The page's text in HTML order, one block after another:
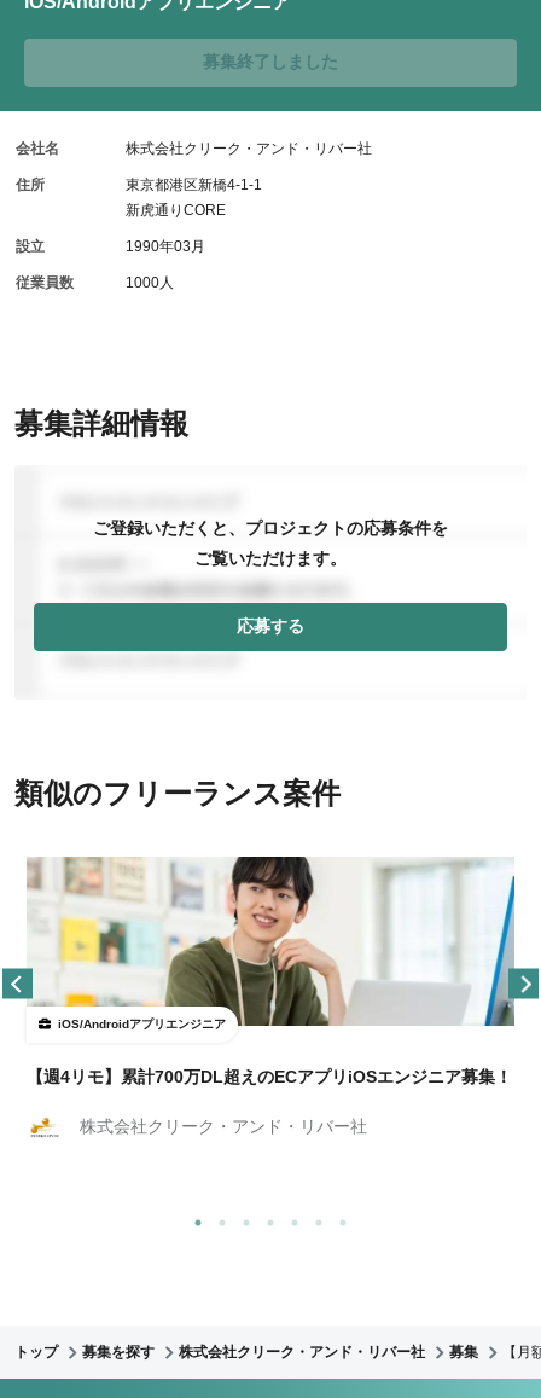
募集詳細情報
ご登録いただくと、プロジェクトの応募条件を
ご覧いただけます。
応募する
募集終了しました
会社名 株式会社クリーク・アンド・リバー社
住所
東京都港区新橋4-1-1
新虎通りCORE
設立 1990年03月
従業員数 1000人
類似のフリーランス案件
iOS/Androidアプリエンジニア
【週4リモ】累計700万DL超えのECアプリiOSエンジニア募集！
株式会社クリーク・アンド・リバー社
トップ 募集を探す 株式会社クリーク・アンド・リバー社 募集 【